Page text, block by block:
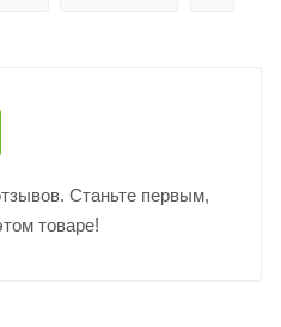
Станьте первым,
товаре!